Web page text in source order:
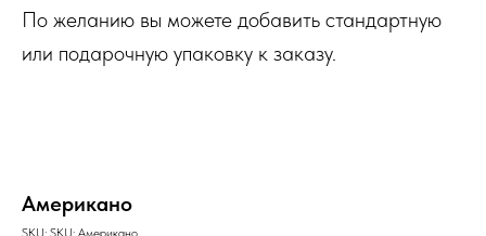
По желанию вы можете добавить стандартную
или подарочную упаковку к заказу.
Американо
SKU: SKU: Американо